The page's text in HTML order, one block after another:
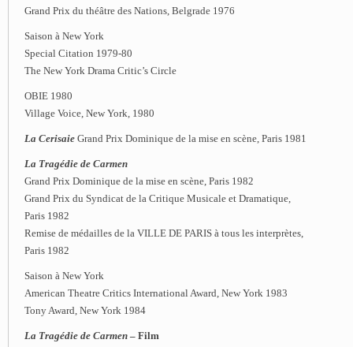
Grand Prix du théâtre des Nations, Belgrade 1976
Saison à New York
Special Citation 1979-80
The New York Drama Critic’s Circle
OBIE 1980
Village Voice, New York, 1980
La Cerisaie Grand Prix Dominique de la mise en scène, Paris 1981
La Tragédie de Carmen
Grand Prix Dominique de la mise en scène, Paris 1982
Grand Prix du Syndicat de la Critique Musicale et Dramatique,
Paris 1982
Remise de médailles de la VILLE DE PARIS à tous les interprètes,
Paris 1982
Saison à New York
American Theatre Critics International Award, New York 1983
Tony Award, New York 1984
La Tragédie de Carmen – Film